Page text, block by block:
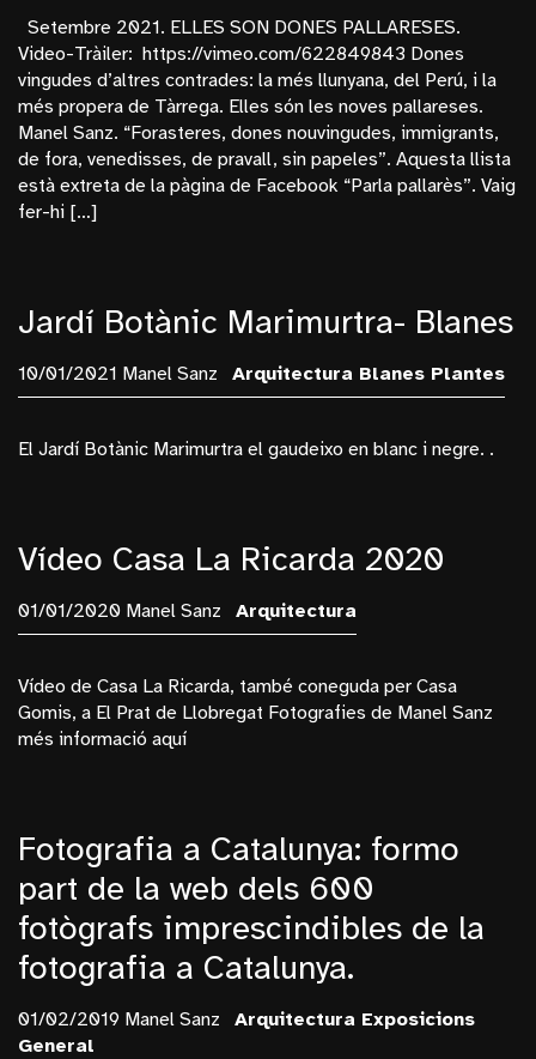
Videos
Docu-Web
Texts
Qui Soc: Manel Sanz
Contacte
Setembre 2021. ELLES SON DONES PALLARESES.
Video-Tràiler: https://vimeo.com/622849843 Dones
vingudes d’altres contrades: la més llunyana, del Perú, i la
més propera de Tàrrega. Elles són les noves pallareses.
Manel Sanz. “Forasteres, dones nouvingudes, immigrants,
de fora, venedisses, de pravall, sin papeles”. Aquesta llista
està extreta de la pàgina de Facebook “Parla pallarès”. Vaig
fer-hi […]
Jardí Botànic Marimurtra- Blanes
10/01/2021 Manel Sanz Arquitectura Blanes Plantes
El Jardí Botànic Marimurtra el gaudeixo en blanc i negre. .
Vídeo Casa La Ricarda 2020
01/01/2020 Manel Sanz Arquitectura
Vídeo de Casa La Ricarda, també coneguda per Casa
Gomis, a El Prat de Llobregat Fotografies de Manel Sanz
més informació aquí
Fotografia a Catalunya: formo
part de la web dels 600
fotògrafs imprescindibles de la
fotografia a Catalunya.
01/02/2019 Manel Sanz Arquitectura Exposicions
General